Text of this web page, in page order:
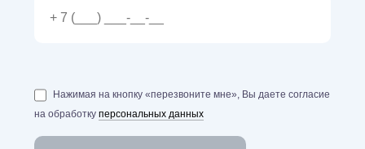
Нажимая на кнопку «перезвоните мне», Вы даете согласие
на обработку персональных данных